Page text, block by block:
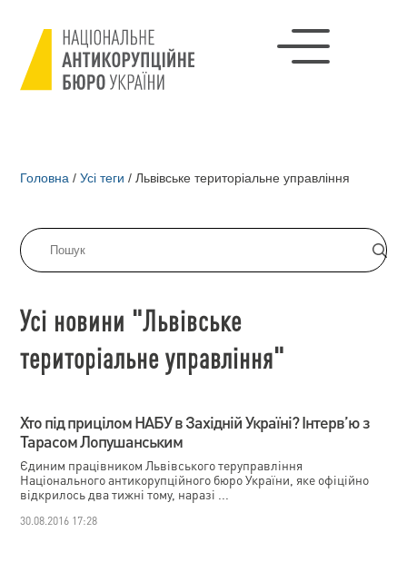
Головна / Усі теги / Львівське територіальне управління
Усі новини "Львівське
територіальне управління"
Хто під прицілом НАБУ в Західній Україні? Інтерв’ю з
Тарасом Лопушанським
Єдиним працівником Львівського теруправління
Національного антикорупційного бюро України, яке офіційно
відкрилось два тижні тому, наразі ...
30.08.2016 17:28